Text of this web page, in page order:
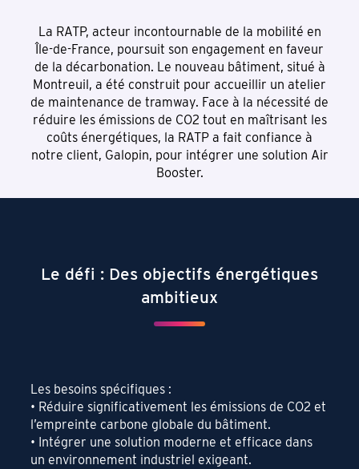
La RATP, acteur incontournable de la mobilité en
Île-de-France, poursuit son engagement en faveur
de la décarbonation. Le nouveau bâtiment, situé à
Montreuil, a été construit pour accueillir un atelier
de maintenance de tramway. Face à la nécessité de
réduire les émissions de CO2 tout en maîtrisant les
coûts énergétiques, la RATP a fait confiance à
notre client, Galopin, pour intégrer une solution Air
Booster.
Le défi : Des objectifs énergétiques
ambitieux
Les besoins spécifiques :
• Réduire significativement les émissions de CO2 et
l’empreinte carbone globale du bâtiment.
• Intégrer une solution moderne et efficace dans
un environnement industriel exigeant.